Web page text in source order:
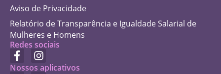
Aviso de Privacidade
Relatório de Transparência e Igualdade Salarial de
Mulheres e Homens
Redes sociais
Nossos aplicativos